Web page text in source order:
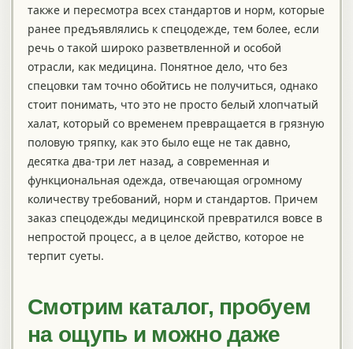
также и пересмотра всех стандартов и норм, которые
ранее предъявлялись к спецодежде, тем более, если
речь о такой широко разветвленной и особой
отрасли, как медицина. Понятное дело, что без
спецовки там точно обойтись не получиться, однако
стоит понимать, что это не просто белый хлопчатый
халат, который со временем превращается в грязную
половую тряпку, как это было еще не так давно,
десятка два-три лет назад, а современная и
функциональная одежда, отвечающая огромному
количеству требований, норм и стандартов. Причем
заказ спецодежды медицинской превратился вовсе в
непростой процесс, а в целое действо, которое не
терпит суеты.
Смотрим каталог, пробуем
на ощупь и можно даже